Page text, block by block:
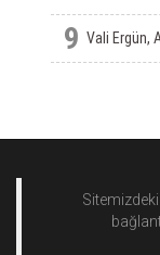
9 Vali Ergün,
Sitemizdeki